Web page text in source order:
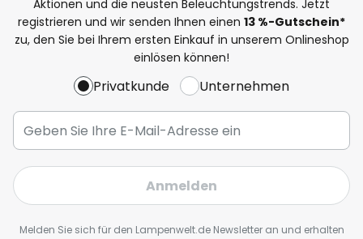
Aktionen und die neusten Beleuchtungstrends. Jetzt
registrieren und wir senden Ihnen einen 13 %-Gutschein*
zu, den Sie bei Ihrem ersten Einkauf in unserem Onlineshop
einlösen können!
Privatkunde Unternehmen
Anmelden
Melden Sie sich für den Lampenwelt.de Newsletter an und erhalten